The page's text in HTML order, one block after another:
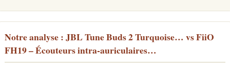
Notre analyse : JBL Tune Buds 2 Turquoise… vs FiiO
FH19 – Écouteurs intra-auriculaires…